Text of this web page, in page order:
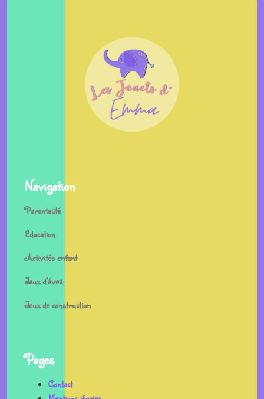
Navigation
Parentalité
Education
Activités enfant
Jeux d’éveil
Jeux de construction
Pages
Contact